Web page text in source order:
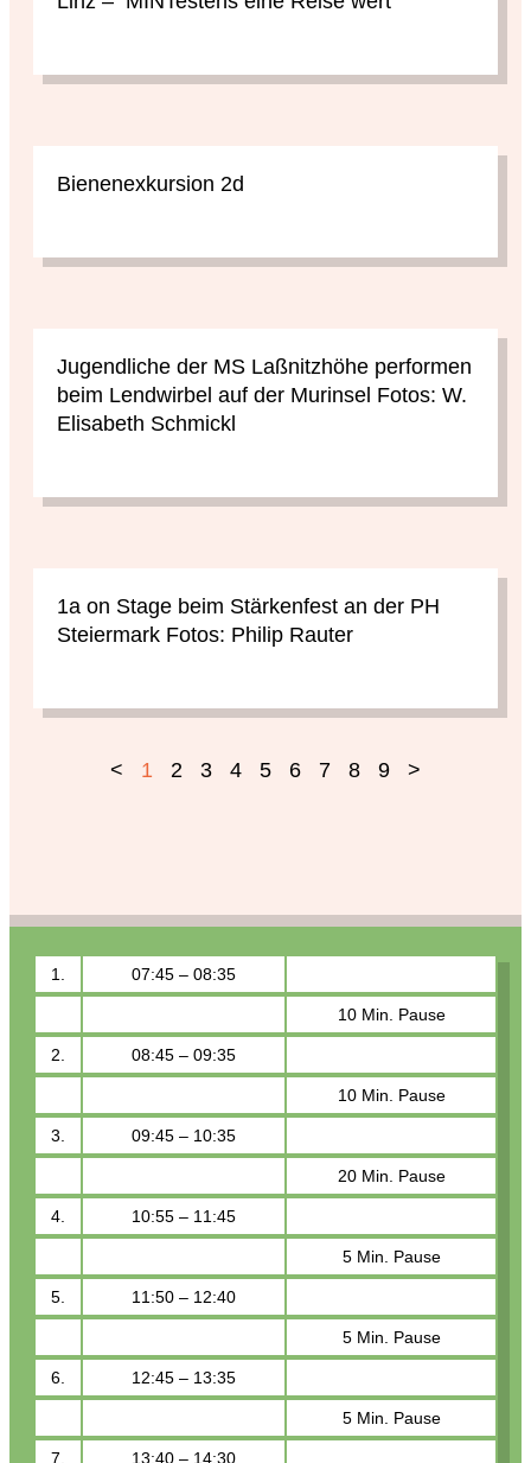
Bienenexkursion 2d
Jugendliche der MS Laßnitzhöhe performen
beim Lendwirbel auf der Murinsel Fotos: W.
Elisabeth Schmickl
1a on Stage beim Stärkenfest an der PH
Steiermark Fotos: Philip Rauter
< 1 2 3 4 5 6 7 8 9 >
1. 07:45 – 08:35
10 Min. Pause
2. 08:45 – 09:35
10 Min. Pause
3. 09:45 – 10:35
20 Min. Pause
4. 10:55 – 11:45
5 Min. Pause
5. 11:50 – 12:40
5 Min. Pause
6. 12:45 – 13:35
5 Min. Pause
7. 13:40 – 14:30